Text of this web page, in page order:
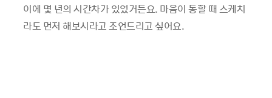
이에 몇 년의 시간차가 있었거든요. 마음이 동할 때 스케치
라도 먼저 해보시라고 조언드리고 싶어요.